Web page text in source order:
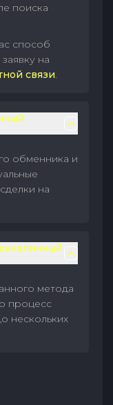
поиска
способ
на
связи.
обменника и
на
метода
процесс
нескольких